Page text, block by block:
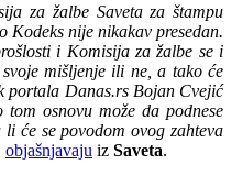
za žalbe Saveta za štampu
Kodeks nije nikakav presedan.
i Komisija za žalbe se i
mišljenje ili ne, a tako će
portala Danas.rs Bojan Cvejić
osnovu može da podnese
će se povodom ovog zahteva
objašnjavaju iz Saveta.